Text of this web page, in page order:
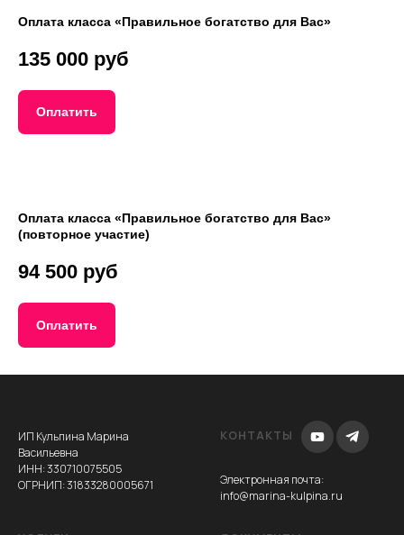
Оплата класса «Правильное богатство для Вас»
135 000 руб
Оплатить
Оплата класса «Правильное богатство для Вас»
(повторное участие)
94 500 руб
Оплатить
ИП Кульпина Марина
Васильевна
ИНН: 330710075505
ОГРНИП: 31833280005671
КОНТАКТЫ
Электронная почта:
info@marina-kulpina.ru